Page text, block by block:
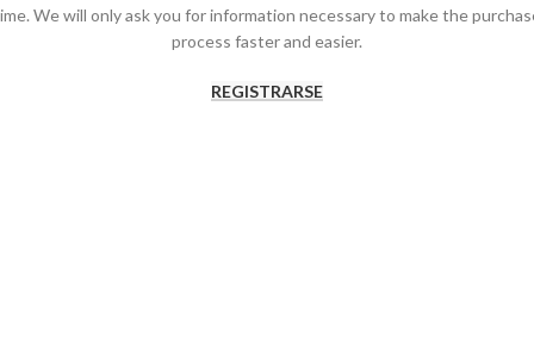
We will only ask you for information necessary to make the
process faster and easier.
REGISTRARSE